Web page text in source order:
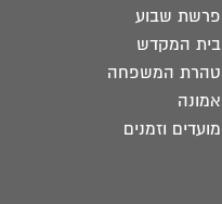
פרשת שבוע
בית המקדש
טהרת המשפחה
אמונה
מועדים וזמנים